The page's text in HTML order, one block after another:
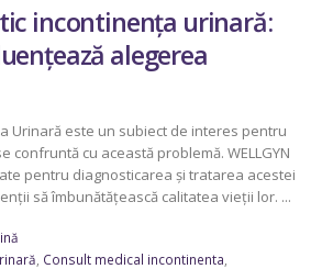
incontinența urinară:
alegerea
Urinară este un subiect de interes pentru
confruntă cu această problemă. WELLGYN
pentru diagnosticarea și tratarea acestei
să îmbunătățească calitatea vieții lor. ...
Consult medical incontinenta